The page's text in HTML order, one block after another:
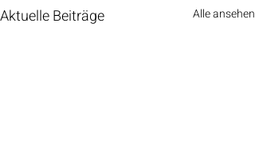
Aktuelle Beiträge Alle ansehen